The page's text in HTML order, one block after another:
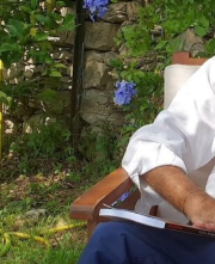
i
n
t
e
a
m